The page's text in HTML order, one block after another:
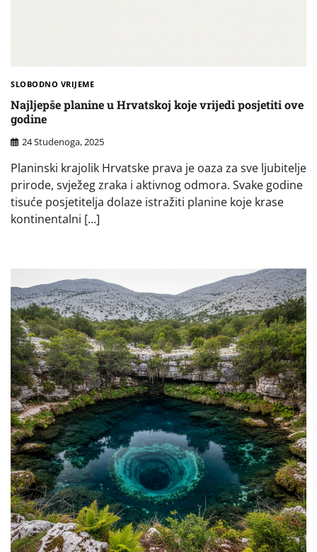
SLOBODNO VRIJEME
Najljepše planine u Hrvatskoj koje vrijedi posjetiti ove
godine
24 Studenoga, 2025
Planinski krajolik Hrvatske prava je oaza za sve ljubitelje
prirode, svježeg zraka i aktivnog odmora. Svake godine
tisuće posjetitelja dolaze istražiti planine koje krase
kontinentalni […]